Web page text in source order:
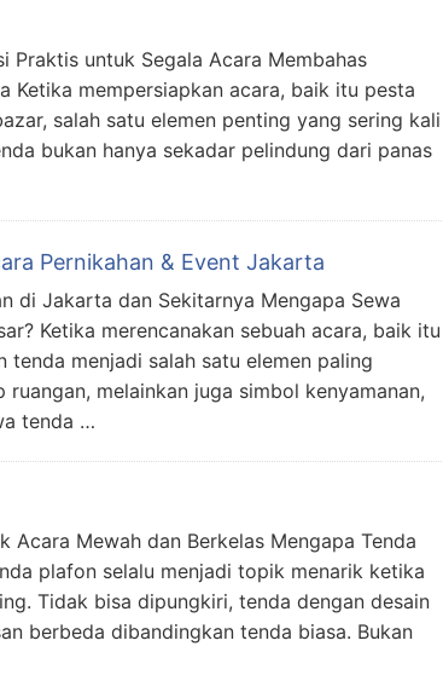
Praktis untuk Segala Acara Membahas
Ketika mempersiapkan acara, baik itu pesta
salah satu elemen penting yang sering kali
bukan hanya sekadar pelindung dari panas
Pernikahan & Event Jakarta
di Jakarta dan Sekitarnya Mengapa Sewa
Ketika merencanakan sebuah acara, baik itu
tenda menjadi salah satu elemen paling
melainkan juga simbol kenyamanan,
tenda …
Acara Mewah dan Berkelas Mengapa Tenda
plafon selalu menjadi topik menarik ketika
Tidak bisa dipungkiri, tenda dengan desain
berbeda dibandingkan tenda biasa. Bukan